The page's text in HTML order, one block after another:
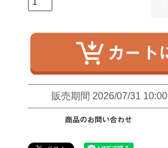
販売期間 2026/07/31 10:00